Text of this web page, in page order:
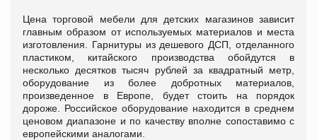
Цена торговой мебели для детских магазинов зависит
главным образом от используемых материалов и места
изготовления. Гарнитуры из дешевого ДСП, отделанного
пластиком, китайского производства обойдутся в
несколько десятков тысяч рублей за квадратный метр,
оборудование из более добротных материалов,
произведенное в Европе, будет стоить на порядок
дороже. Российское оборудование находится в среднем
ценовом диапазоне и по качеству вполне сопоставимо с
европейскими аналогами.